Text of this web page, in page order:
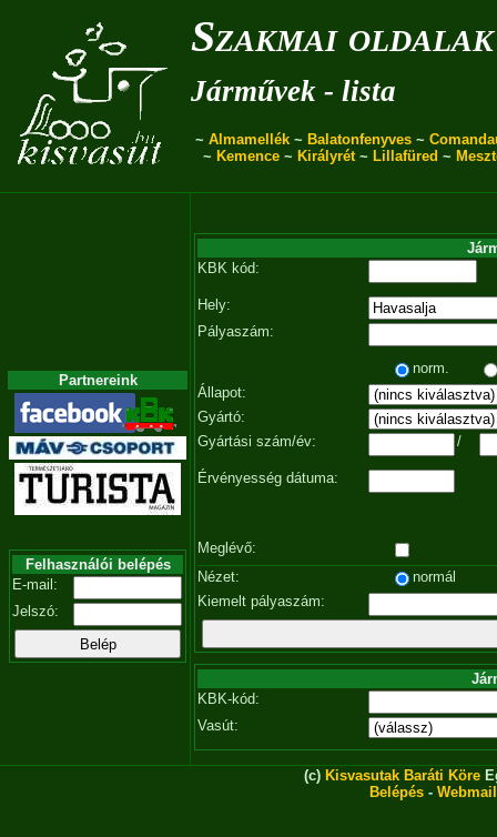
Szakmai oldalak
Járművek - lista
~ Almamellék ~ Balatonfenyves ~
~ Kemence~ Királyrét~ Lillafüred ~
Partnereink
Felhasználói belépés
E-mail:
Jelszó:
KBK kód:
Hely:
Pályaszám:
norm.
Állapot:
Gyártó:
Gyártási szám/év:
/
Érvényesség dátuma:
Meglévő:
Nézet:
normál
Kiemelt pályaszám:
KBK-kód:
Vasút:
(c) Kisvasutak Baráti Köre
Belépés - Webmail